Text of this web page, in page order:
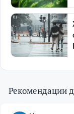
Рекомендации